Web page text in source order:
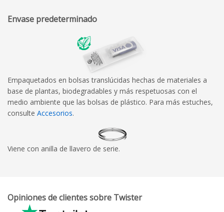
Envase predeterminado
Empaquetados en bolsas translúcidas hechas de materiales a
base de plantas, biodegradables y más respetuosas con el
medio ambiente que las bolsas de plástico. Para más estuches,
consulte Accesorios.
Viene con anilla de llavero de serie.
Opiniones de clientes sobre Twister